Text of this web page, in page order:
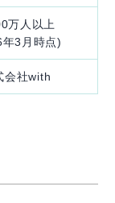
万人以上
3月時点)
会社with